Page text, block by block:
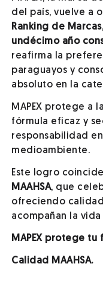
del país, vuelve a
Ranking de Marcas
undécimo año
reafirma la
paraguayos y
absoluto en la
MAPEX protege a
fórmula eficaz y
responsabilidad
medioambiente.
Este logro
MAAHSA, que
ofreciendo
acompañan la
MAPEX protege tu
Calidad MAAHSA.